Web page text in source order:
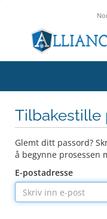
Tilbakestille
Glemt ditt passord?
å begynne prosessen
E-postadresse